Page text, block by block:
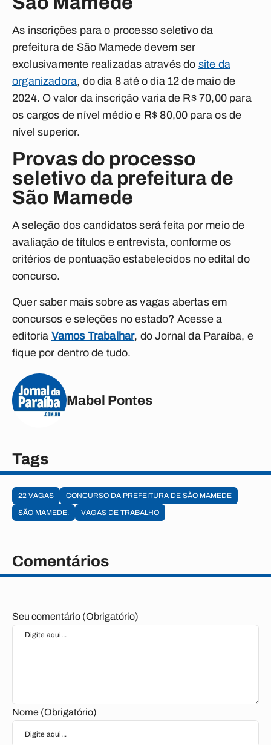
As inscrições para o processo seletivo da
prefeitura de São Mamede devem ser
exclusivamente realizadas através do site da
organizadora, do dia 8 até o dia 12 de maio de
2024. O valor da inscrição varia de R$ 70,00 para
os cargos de nível médio e R$ 80,00 para os de
nível superior.
Provas do processo
seletivo da prefeitura de
São Mamede
A seleção dos candidatos será feita por meio de
avaliação de títulos e entrevista, conforme os
critérios de pontuação estabelecidos no edital do
concurso.
Quer saber mais sobre as vagas abertas em
concursos e seleções no estado? Acesse a
editoria Vamos Trabalhar, do Jornal da Paraíba, e
fique por dentro de tudo.
Mabel Pontes
Tags
22 VAGAS
CONCURSO DA PREFEITURA DE SÃO MAMEDE
SÃO MAMEDE.
VAGAS DE TRABALHO
Comentários
Seu comentário (Obrigatório)
Nome (Obrigatório)